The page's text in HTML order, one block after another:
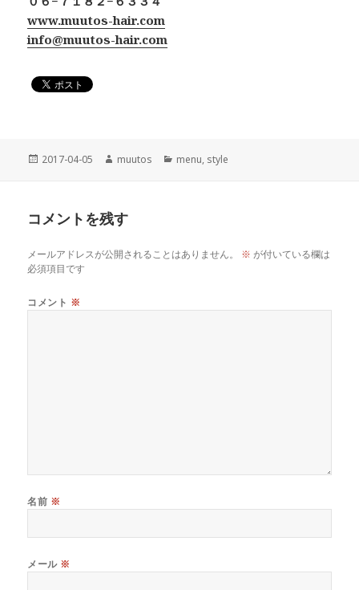
www.muutos-hair.com
info@muutos-hair.com
投
2017-04-05
作
muutos
カ
menu, style
コメントを残す
メールアドレスが公開されることはありません。 ※ が付いている欄は
必須項目です
コメント ※
名前 ※
メール ※